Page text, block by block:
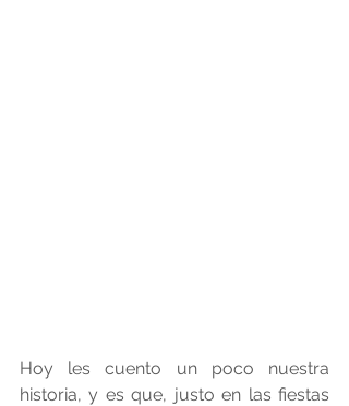
Hoy les cuento un poco nuestra
historia, y es que, justo en las fiestas